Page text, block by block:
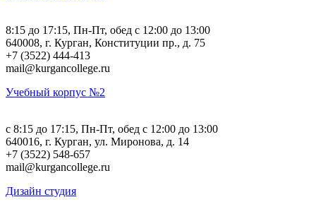
8:15 до 17:15, Пн-Пт, обед с 12:00 до 13:00
640008, г. Курган, Конституции пр., д. 75
+7 (3522) 444-413
mail@kurgancollege.ru
Учебный корпус №2
c 8:15 до 17:15, Пн-Пт, обед с 12:00 до 13:00
640016, г. Курган, ул. Миронова, д. 14
+7 (3522) 548-657
mail@kurgancollege.ru
Дизайн студия